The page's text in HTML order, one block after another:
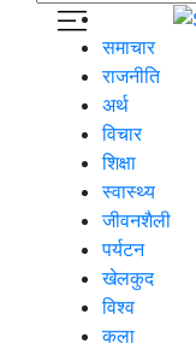
समाचार
राजनीति
अर्थ
विचार
शिक्षा
स्वास्थ्य
जीवनशैली
पर्यटन
खेलकुद
विश्व
कला